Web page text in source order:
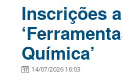
Inscrições
Química’
14/07/2026 16:03